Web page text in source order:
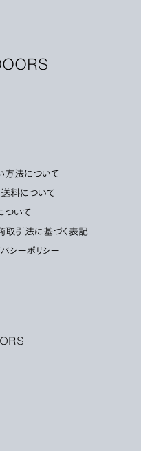
方法について
送料について
ついて
取引法に基づく表記
シーポリシー